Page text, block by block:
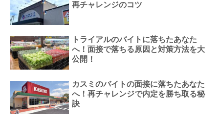
再チャレンジのコツ
トライアルのバイトに落ちたあなた
へ！面接で落ちる原因と対策方法を大
公開！
カスミのバイトの面接に落ちたあなた
へ！再チャレンジで内定を勝ち取る秘
訣